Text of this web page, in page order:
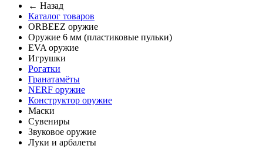
← Назад
Каталог товаров
ORBEEZ оружие
Оружие 6 мм (пластиковые пульки)
EVA оружие
Игрушки
Рогатки
Гранатамёты
NERF оружие
Конструктор оружие
Маски
Сувениры
Звуковое оружие
Луки и арбалеты